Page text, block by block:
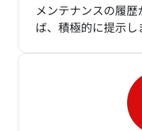
メンテナンスの履
ば、積極的に提示し